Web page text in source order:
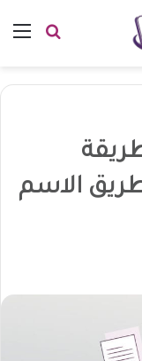
بحث
طريقة
الاسم